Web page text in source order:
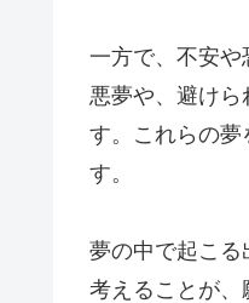
一方で、不安や
悪夢や、避け
す。これらの
す。
夢の中で起こる
考えることが